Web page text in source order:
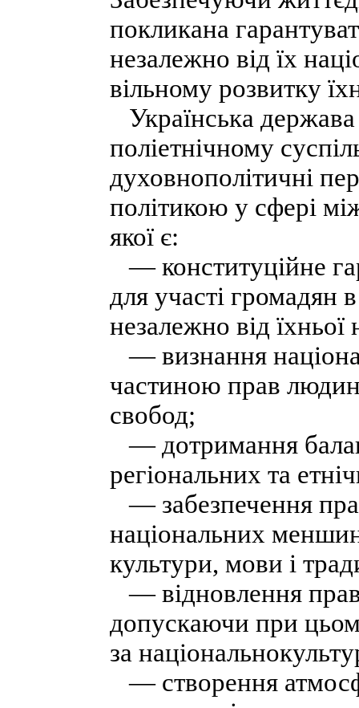
покликана
незалежно від їх
вільному розвитку
Українська
поліетнічному
духовнополітичні
політикою у сфері
якої є:
— конституційне
для участі громадян
незалежно від їхньої
— визнання
частиною прав
свобод;
— дотримання
регіональних та
— забезпечення
національних
культури, мови і
— відновлення
допускаючи при
за
— створення